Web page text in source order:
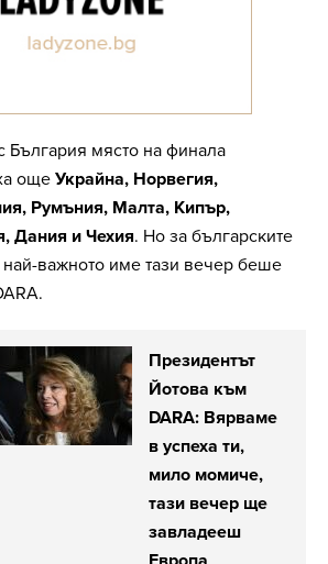
България място на финала
още Украйна, Норвегия,
Румъния, Малта, Кипър,
Дания и Чехия. Но за българските
най-важното име тази вечер беше
Президентът
Йотова към
DARA: Вярваме
в успеха ти,
мило момиче,
тази вечер ще
завладееш